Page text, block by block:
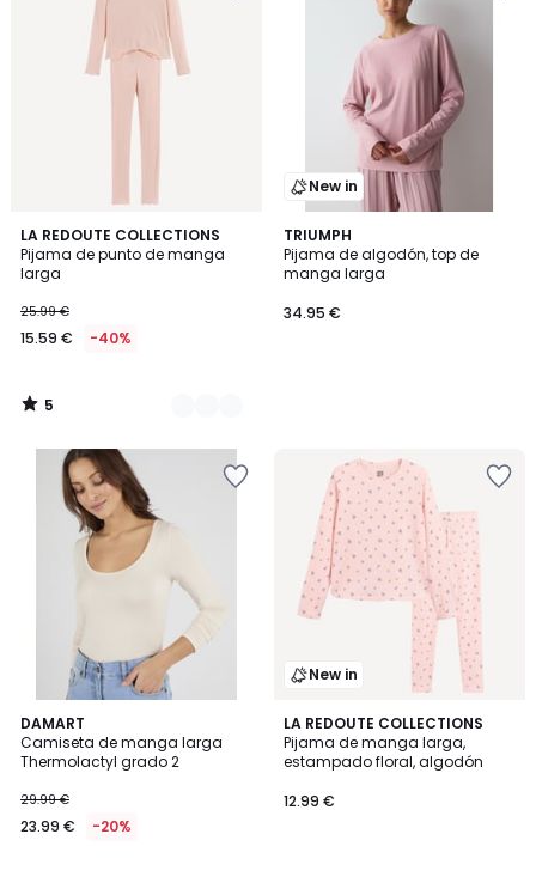
LA REDOUTE COLLECTIONS
Pijama de punto de manga
larga
25.99 €
15.59 € -40%
5
/
5
2
Colores
5
/
New in
TRIUMPH
Pijama de algodón, top de
manga larga
34.95 €
DAMART
Camiseta de manga larga
Thermolactyl grado 2
29.99 €
23.99 € -20%
2
Colores
New in
LA REDOUTE COLLECTIONS
Pijama de manga larga,
estampado floral, algodón
12.99 €